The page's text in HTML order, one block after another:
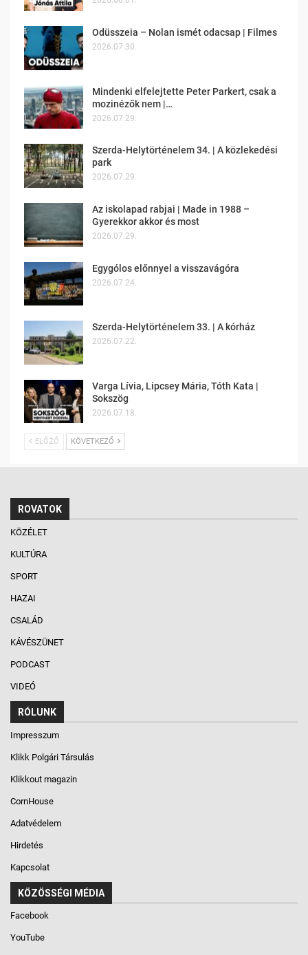
Odüsszeia – Nolan ismét odacsap | Filmes
2026.07.30.
Mindenki elfelejtette Peter Parkert, csak a
mozinézők nem |…
2026.07.29.
Szerda-Helytörténelem 34. | A közlekedési
park
2026.07.29.
Az iskolapad rabjai | Made in 1988 –
Gyerekkor akkor és most
2026.07.29.
Egygólos előnnyel a visszavágóra
2026.07.24.
Szerda-Helytörténelem 33. | A kórház
2026.07.22.
Varga Lívia, Lipcsey Mária, Tóth Kata |
Sokszög
2026.07.18.
ELŐZŐ KÖVETKEZŐ
ROVATOK
KÖZÉLET
KULTÚRA
SPORT
HAZAI
CSALÁD
KÁVÉSZÜNET
PODCAST
VIDEÓ
RÓLUNK
Impresszum
Klikk Polgári Társulás
Klikkout magazin
CornHouse
Adatvédelem
Hirdetés
Kapcsolat
KÖZÖSSÉGI MÉDIA
Facebook
YouTube